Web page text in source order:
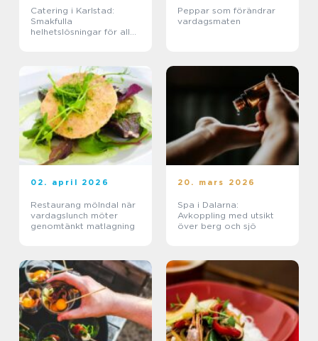
Catering i Karlstad:
Smakfulla
helhetslösningar för alla
Peppar som förändrar
vardagsmaten
02. april 2026
Restaurang mölndal när
vardagslunch möter
genomtänkt matlagning
20. mars 2026
Spa i Dalarna:
Avkoppling med utsikt
över berg och sjö